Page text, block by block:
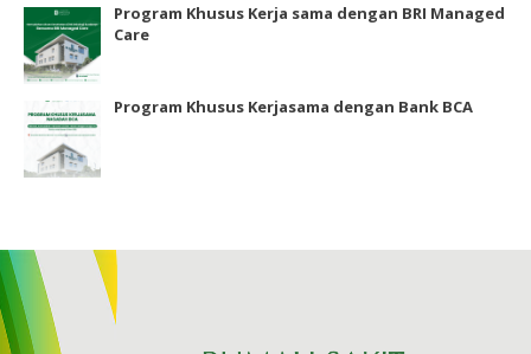
Program Khusus Kerja sama dengan BRI Managed
Care
Program Khusus Kerjasama dengan Bank BCA